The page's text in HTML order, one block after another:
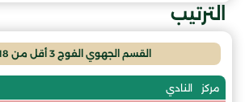
الترتيب
القسم الجهوي الفوج 3 أقل من 18 سنة
مركز النادي